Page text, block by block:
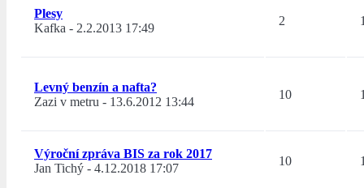
Plesy
Kafka - 2.2.2013 17:49
2
Levný benzín a nafta?
Zazi v metru - 13.6.2012 13:44
10
Výroční zpráva BIS za rok 2017
Jan Tichý - 4.12.2018 17:07
10